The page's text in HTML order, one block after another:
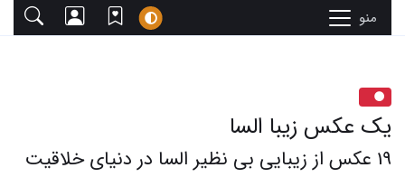
منو
یک عکس زیبا السا
19 عکس از زیبایی بی نظیر السا در دنیای خلاقیت